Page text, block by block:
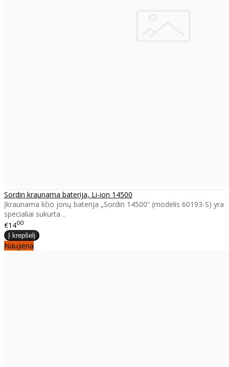
Sordin kraunama baterija, Li-ion 14500
Įkraunama ličio jonų baterija „Sordin 14500“ (modelis 60193-S) yra
specialiai sukurta ..
€1400
Naujiena